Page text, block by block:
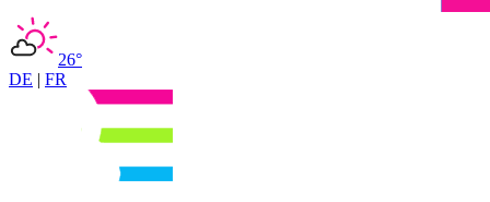
26°
DE | FR